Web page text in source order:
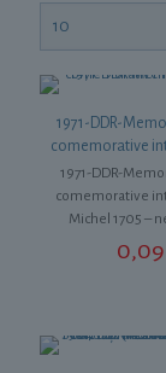
1971-DDR-
comemorative
1971-DDR-
comemorative
Michel 1705 –